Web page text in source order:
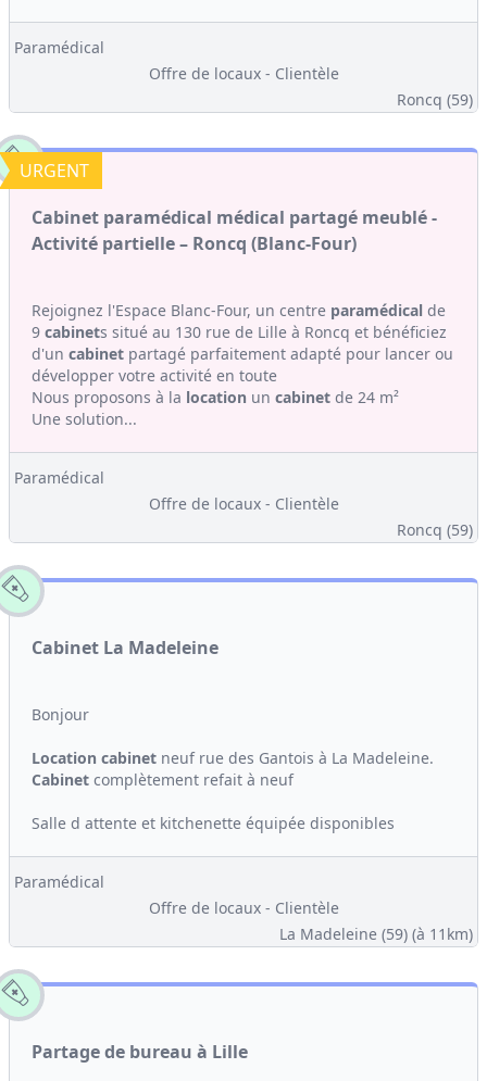
Paramédical
Offre de locaux - Clientèle
Roncq (59)
URGENT
Cabinet paramédical médical partagé meublé -
Activité partielle – Roncq (Blanc-Four)
Rejoignez l'Espace Blanc-Four, un centre paramédical de
9 cabinets situé au 130 rue de Lille à Roncq et bénéficiez
d'un cabinet partagé parfaitement adapté pour lancer ou
développer votre activité en toute
Nous proposons à la location un cabinet de 24 m²
Une solution...
Paramédical
Offre de locaux - Clientèle
Roncq (59)
Cabinet La Madeleine
Bonjour
Location cabinet neuf rue des Gantois à La Madeleine.
Cabinet complètement refait à neuf
Salle d attente et kitchenette équipée disponibles
Paramédical
Offre de locaux - Clientèle
La Madeleine (59) (à 11km)
Partage de bureau à Lille